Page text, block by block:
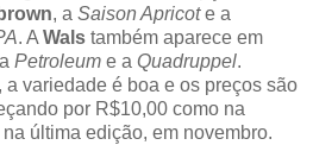
, a Saison Apricote a
. A Wals também aparece em
Petroleum e a Quadruppel.
a variedade é boa e os preços são
por R$10,00 como na
última edição, em novembro.